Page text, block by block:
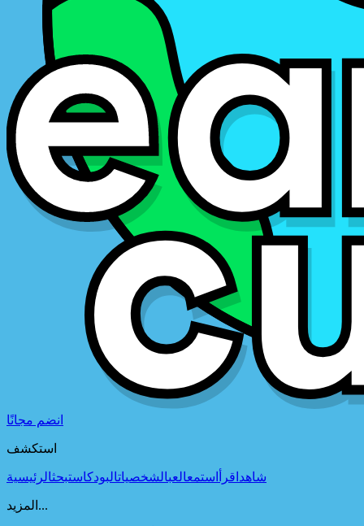
انضم مجانًا
استكشف
شاهد اقرأ استمعالعبالشخصياتالبودكاستبحثالرئيسية
المزيد...